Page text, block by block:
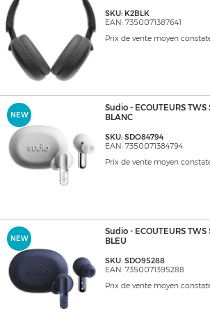
SKU: K2BLK
EAN: 7350071387641
Prix de vente moyen
NEW
Sudio - ECOUTEURS TWS
BLANC
SKU: SDO84794
EAN: 7350071384794
Prix de vente moyen
NEW
Sudio - ECOUTEURS TWS
BLEU
SKU: SDO95288
EAN: 7350071395288
Prix de vente moyen